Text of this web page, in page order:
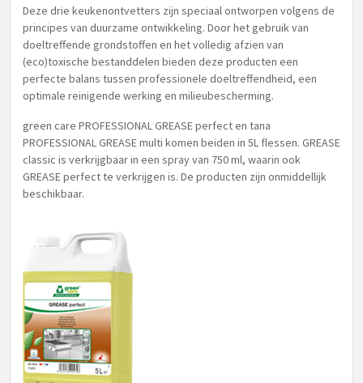
Deze drie keukenontvetters zijn speciaal ontworpen volgens de
principes van duurzame ontwikkeling. Door het gebruik van
doeltreffende grondstoffen en het volledig afzien van
(eco)toxische bestanddelen bieden deze producten een
perfecte balans tussen professionele doeltreffendheid, een
optimale reinigende werking en milieubescherming.
green care PROFESSIONAL GREASE perfect en tana
PROFESSIONAL GREASE multi komen beiden in 5L flessen. GREASE
classic is verkrijgbaar in een spray van 750 ml, waarin ook
GREASE perfect te verkrijgen is. De producten zijn onmiddellijk
beschikbaar.